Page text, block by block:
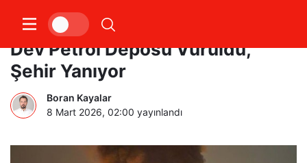
Tahran’ın Enerji Damarı Kesildi!
Dev Petrol Deposu Vuruldu,
Şehir Yanıyor
Boran Kayalar
8 Mart 2026, 02:00 yayınlandı